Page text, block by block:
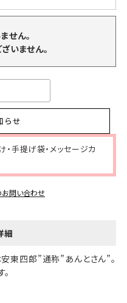
せん。
いません。
らせ
手提げ袋・メッセージカ
問い合わせ
細
東四郎”通称”あんとさん”。